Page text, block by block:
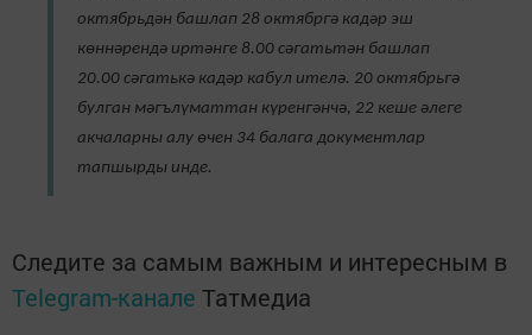
октябрьдән башлап 28 октябргә кадәр эш
көннәрендә иртәнге 8.00 сәгатьтән башлап
20.00 сәгатькә кадәр кабул ителә. 20 октябрьгә
булган мәгълүматтан күренгәнчә, 22 кеше әлеге
акчаларны алу өчен 34 балага документлар
тапшырды инде.
Следите за самым важным и интересным в
Telegram-канале Татмедиа